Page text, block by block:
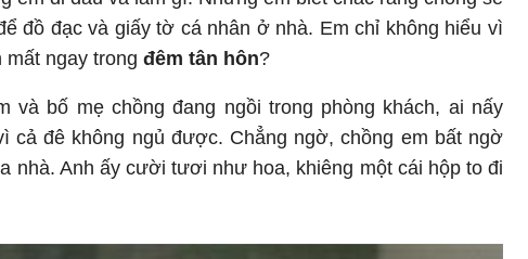
đồ đạc và giấy tờ cá nhân ở nhà. Em chỉ không hiểu vì
mất ngay trong đêm tân hôn?
và bố mẹ chồng đang ngồi trong phòng khách, ai nấy
cả đê không ngủ được. Chẳng ngờ, chồng em bất ngờ
nhà. Anh ấy cười tươi như hoa, khiêng một cái hộp to đi